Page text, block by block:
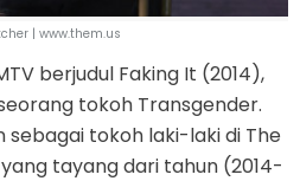
| www.them.us
berjudul Faking It (2014),
tokoh Transgender.
tokoh laki-laki di The
tayang dari tahun (2014-